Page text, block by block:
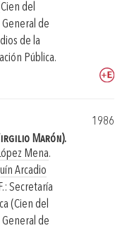
del
de
de la
Pública.
1986
Marón).
Mena.
Arcadio
Secretaría
(Cien del
de